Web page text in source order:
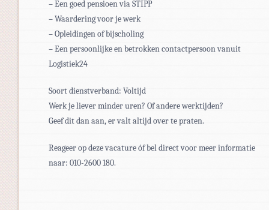
– Een goed pensioen via STIPP
– Waardering voor je werk
– Opleidingen of bijscholing
– Een persoonlijke en betrokken contactpersoon vanuit
Logistiek24
Soort dienstverband: Voltijd
Werk je liever minder uren? Of andere werktijden?
Geef dit dan aan, er valt altijd over te praten.
Reageer op deze vacature óf bel direct voor meer informatie
naar: 010-2600 180.